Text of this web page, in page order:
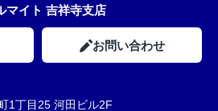
マイト 吉祥寺支店
お問い合わせ
1丁目25 河田ビル2F